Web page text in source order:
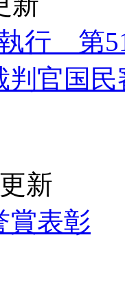
行 第
判官国
新
賞表彰